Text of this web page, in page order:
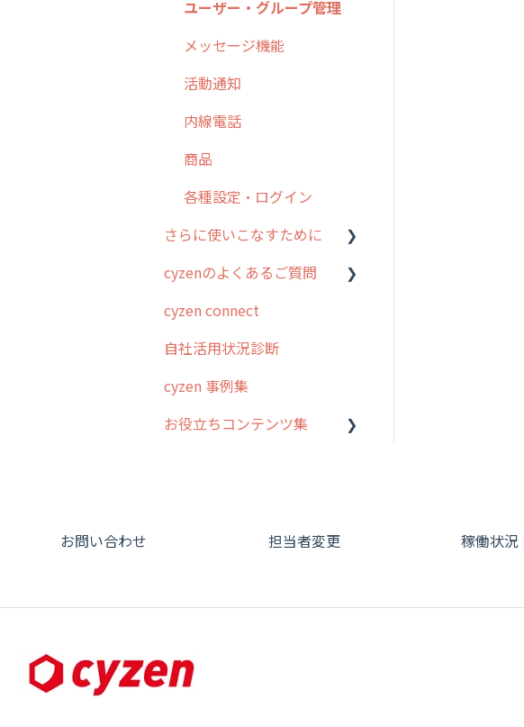
7. 初心者向けよくある質
ための設定
10.ユーザー向けおすすめ
方法
メンバー
メッセージ
パフォーマンス
外部リンク
お知らせ
設定
ユーザー・グループ管理
メッセージ機能
活動通知
内線電話
商品
各種設定・ログイン
さらに使いこなすために
はじめに
スポット・ステータス関連
連携オプション
IP接続制限・端末認証設定
cyzenのよくあるご質問
ログインについて
グループ・ユーザーについ
スポットについて
日報について
端末・設定について
cyzen connect
自社活用状況診断
cyzen 事例集
お役立ちコンテンツ集
ブ
お問い合わせ 担当者変更 稼働状況